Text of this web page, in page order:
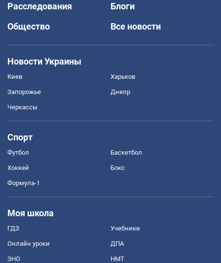
Расследования
Блоги
Общество
Все новости
Новости Украины
Киев Харьков
Запорожье Днепр
Черкассы
Спорт
Футбол Баскетбол
Хоккей Бокс
Формула-1
Моя школа
ГДЗ Учебники
Онлайн уроки ДПА
ЗНО НМТ